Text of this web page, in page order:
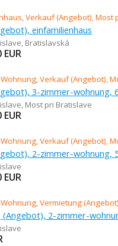
einfamilienhaus
, Bratislavská
EUR
3-zimmer-wohnung,
, Most pri Bratislave
EUR
2-zimmer-wohnung,
EUR
2-zimmer-